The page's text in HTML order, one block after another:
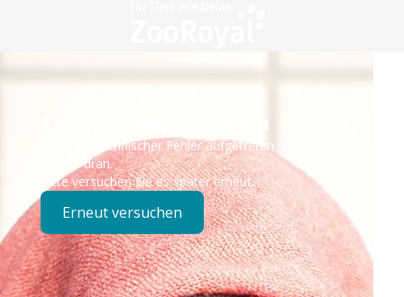
Technisches Problem
Es ist ein technischer Fehler aufgetreten – wir sind
bereits dran.
Bitte versuchen Sie es später erneut.
Erneut versuchen